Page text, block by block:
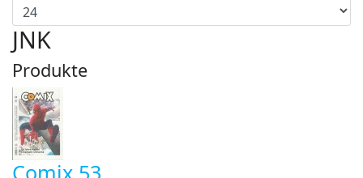
JNK
Produkte
Comix 53